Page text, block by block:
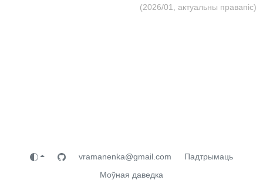
(2026/01, актуальны правапіс)
vramanenka@gmail.com
Падтрымаць
Моўная даведка